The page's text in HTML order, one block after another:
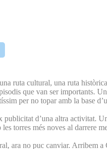
ruta cultural, una ruta
que van ser importants.
per no topar amb la base
d’una altra activitat.
torres més noves al darrere
ara no puc canviar. Arribem